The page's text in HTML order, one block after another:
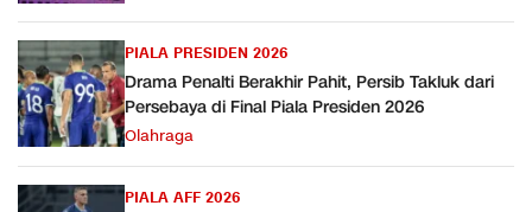
PIALA PRESIDEN 2026
Drama Penalti Berakhir Pahit, Persib Takluk dari
Persebaya di Final Piala Presiden 2026
Olahraga
PIALA AFF 2026